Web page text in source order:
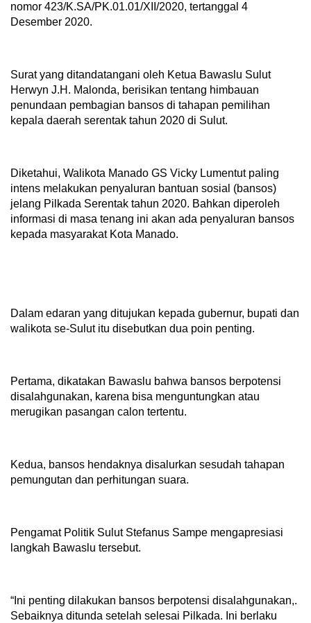
nomor 423/K.SA/PK.01.01/XII/2020, tertanggal 4
Desember 2020.
Surat yang ditandatangani oleh Ketua Bawaslu Sulut
Herwyn J.H. Malonda, berisikan tentang himbauan
penundaan pembagian bansos di tahapan pemilihan
kepala daerah serentak tahun 2020 di Sulut.
Diketahui, Walikota Manado GS Vicky Lumentut paling
intens melakukan penyaluran bantuan sosial (bansos)
jelang Pilkada Serentak tahun 2020. Bahkan diperoleh
informasi di masa tenang ini akan ada penyaluran bansos
kepada masyarakat Kota Manado.
Dalam edaran yang ditujukan kepada gubernur, bupati dan
walikota se-Sulut itu disebutkan dua poin penting.
Pertama, dikatakan Bawaslu bahwa bansos berpotensi
disalahgunakan, karena bisa menguntungkan atau
merugikan pasangan calon tertentu.
Kedua, bansos hendaknya disalurkan sesudah tahapan
pemungutan dan perhitungan suara.
Pengamat Politik Sulut Stefanus Sampe mengapresiasi
langkah Bawaslu tersebut.
“Ini penting dilakukan bansos berpotensi disalahgunakan,.
Sebaiknya ditunda setelah selesai Pilkada. Ini berlaku